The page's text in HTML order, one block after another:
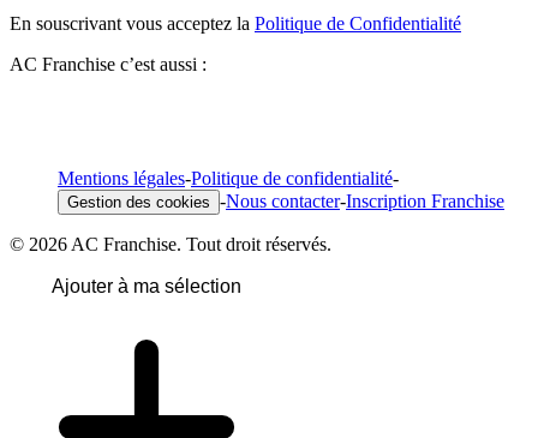
En souscrivant vous acceptez la Politique de Confidentialité
AC Franchise c’est aussi :
Mentions légales-Politique de confidentialité-
Gestion des cookies -Nous contacter-Inscription Franchise
© 2026 AC Franchise. Tout droit réservés.
Ajouter à ma sélection